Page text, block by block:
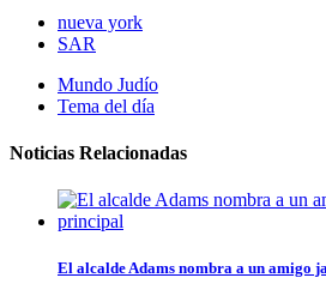
nueva york
SAR
Mundo Judío
Tema del día
Noticias Relacionadas
El alcalde Adams nombra a un amigo